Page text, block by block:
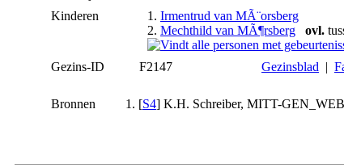
Kinderen
1. Irmentrud van MÃ¨orsberg
2. Mechthild van MÃ¶rsberg ovl.
Gezins-ID F2147 Gezinsblad |
Bronnen [S4] K.H. Schreiber, MITT-